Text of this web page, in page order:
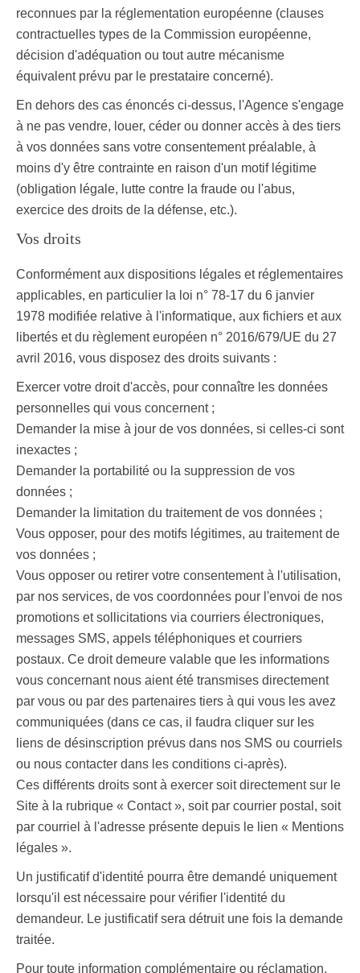
reconnues par la réglementation européenne (clauses
contractuelles types de la Commission européenne,
décision d'adéquation ou tout autre mécanisme
équivalent prévu par le prestataire concerné).
En dehors des cas énoncés ci-dessus, l'Agence s'engage
à ne pas vendre, louer, céder ou donner accès à des tiers
à vos données sans votre consentement préalable, à
moins d'y être contrainte en raison d'un motif légitime
(obligation légale, lutte contre la fraude ou l'abus,
exercice des droits de la défense, etc.).
Vos droits
Conformément aux dispositions légales et réglementaires
applicables, en particulier la loi n° 78-17 du 6 janvier
1978 modifiée relative à l'informatique, aux fichiers et aux
libertés et du règlement européen n° 2016/679/UE du 27
avril 2016, vous disposez des droits suivants :
Exercer votre droit d'accès, pour connaître les données
personnelles qui vous concernent ;
Demander la mise à jour de vos données, si celles-ci sont
inexactes ;
Demander la portabilité ou la suppression de vos
données ;
Demander la limitation du traitement de vos données ;
Vous opposer, pour des motifs légitimes, au traitement de
vos données ;
Vous opposer ou retirer votre consentement à l'utilisation,
par nos services, de vos coordonnées pour l'envoi de nos
promotions et sollicitations via courriers électroniques,
messages SMS, appels téléphoniques et courriers
postaux. Ce droit demeure valable que les informations
vous concernant nous aient été transmises directement
par vous ou par des partenaires tiers à qui vous les avez
communiquées (dans ce cas, il faudra cliquer sur les
liens de désinscription prévus dans nos SMS ou courriels
ou nous contacter dans les conditions ci-après).
Ces différents droits sont à exercer soit directement sur le
Site à la rubrique « Contact », soit par courrier postal, soit
par courriel à l'adresse présente depuis le lien « Mentions
légales ».
Un justificatif d'identité pourra être demandé uniquement
lorsqu'il est nécessaire pour vérifier l'identité du
demandeur. Le justificatif sera détruit une fois la demande
traitée.
Pour toute information complémentaire ou réclamation,